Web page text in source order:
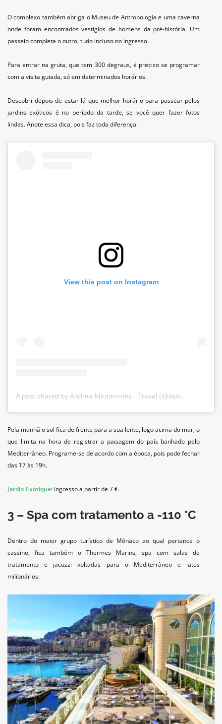
O complexo também abriga o Museu de Antropologia e uma caverna
onde foram encontrados vestígios de homens da pré-história. Um
passeio completa o outro, tudo incluso no ingresso.
Para entrar na gruta, que tem 300 degraus, é preciso se programar
com a visita guiada, só em determinados horários.
Descobri depois de estar lá que melhor horário para passear pelos
jardins exóticos é no período da tarde, se você quer fazer fotos
lindas. Anote essa dica, pois faz toda diferença.
View this post on Instagram
A post shared by Andrea Miramontes ∙ Travel (@ladobviagem)
Pela manhã o sol fica de frente para a sua lente, logo acima do mar, o
que limita na hora de registrar a paisagem do país banhado pelo
Mediterrâneo. Programe-se de acordo com a época, pois pode fechar
das 17 às 19h.
Jardin Exotique: ingresso a partir de 7 €.
3 – Spa com tratamento a -110 °C
Dentro do maior grupo turístico de Mônaco ao qual pertence o
cassino, fica também o Thermes Marins, spa com salas de
tratamento e jacuzzi voltadas para o Mediterrâneo e iates
milionários.